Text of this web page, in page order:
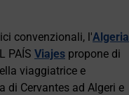
convenzionali, l'Algeria
PAÍS Viajes propone di
viaggiatrice e
di Cervantes ad Algeri e